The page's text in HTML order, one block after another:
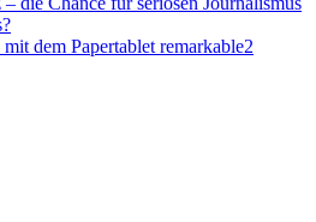
dem Papertablet remarkable2